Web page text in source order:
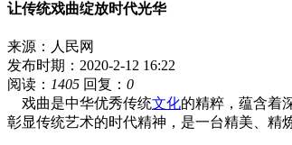
让传统戏曲绽放时代光华
来源：人民网
发布时期：2020-2-12 16:22
阅读： 1405 回复： 0
戏曲是中华优秀传统文化的精粹，蕴含着
彰显传统艺术的时代精神，是一台精美、精